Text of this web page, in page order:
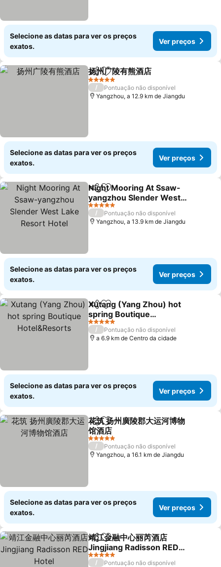
Selecione as datas para ver os preços
exatos.
Ver preços
PartilharAdicionar aos favoritos
扬州广陵有熊酒店
5 Estrelas
/
Pontuação não disponível
Yangzhou, a 12.9 km de Jiangdu
Selecione as datas para ver os preços
exatos.
Ver preços
PartilharAdicionar aos favoritos
Night Mooring At Ssaw-
yangzhou Slender West
Lake Resort Hotel
5 Estrelas
/
Pontuação não disponível
Yangzhou, a 13.9 km de Jiangdu
Selecione as datas para ver os preços
exatos.
Ver preços
PartilharAdicionar aos favoritos
Xutang (Yang Zhou) hot
spring Boutique
Hotel&Resorts
5 Estrelas
/
Pontuação não disponível
a 6.9 km de Centro da cidade
Selecione as datas para ver os preços
exatos.
Ver preços
PartilharAdicionar aos favoritos
花筑 扬州廣陵郡大运河博物
馆酒店
5 Estrelas
/
Pontuação não disponível
Yangzhou, a 16.1 km de Jiangdu
Selecione as datas para ver os preços
exatos.
Ver preços
PartilharAdicionar aos favoritos
靖江金融中心丽芮酒店
Jingjiang Radisson RED
Hotel
5 Estrelas
/
Pontuação não disponível